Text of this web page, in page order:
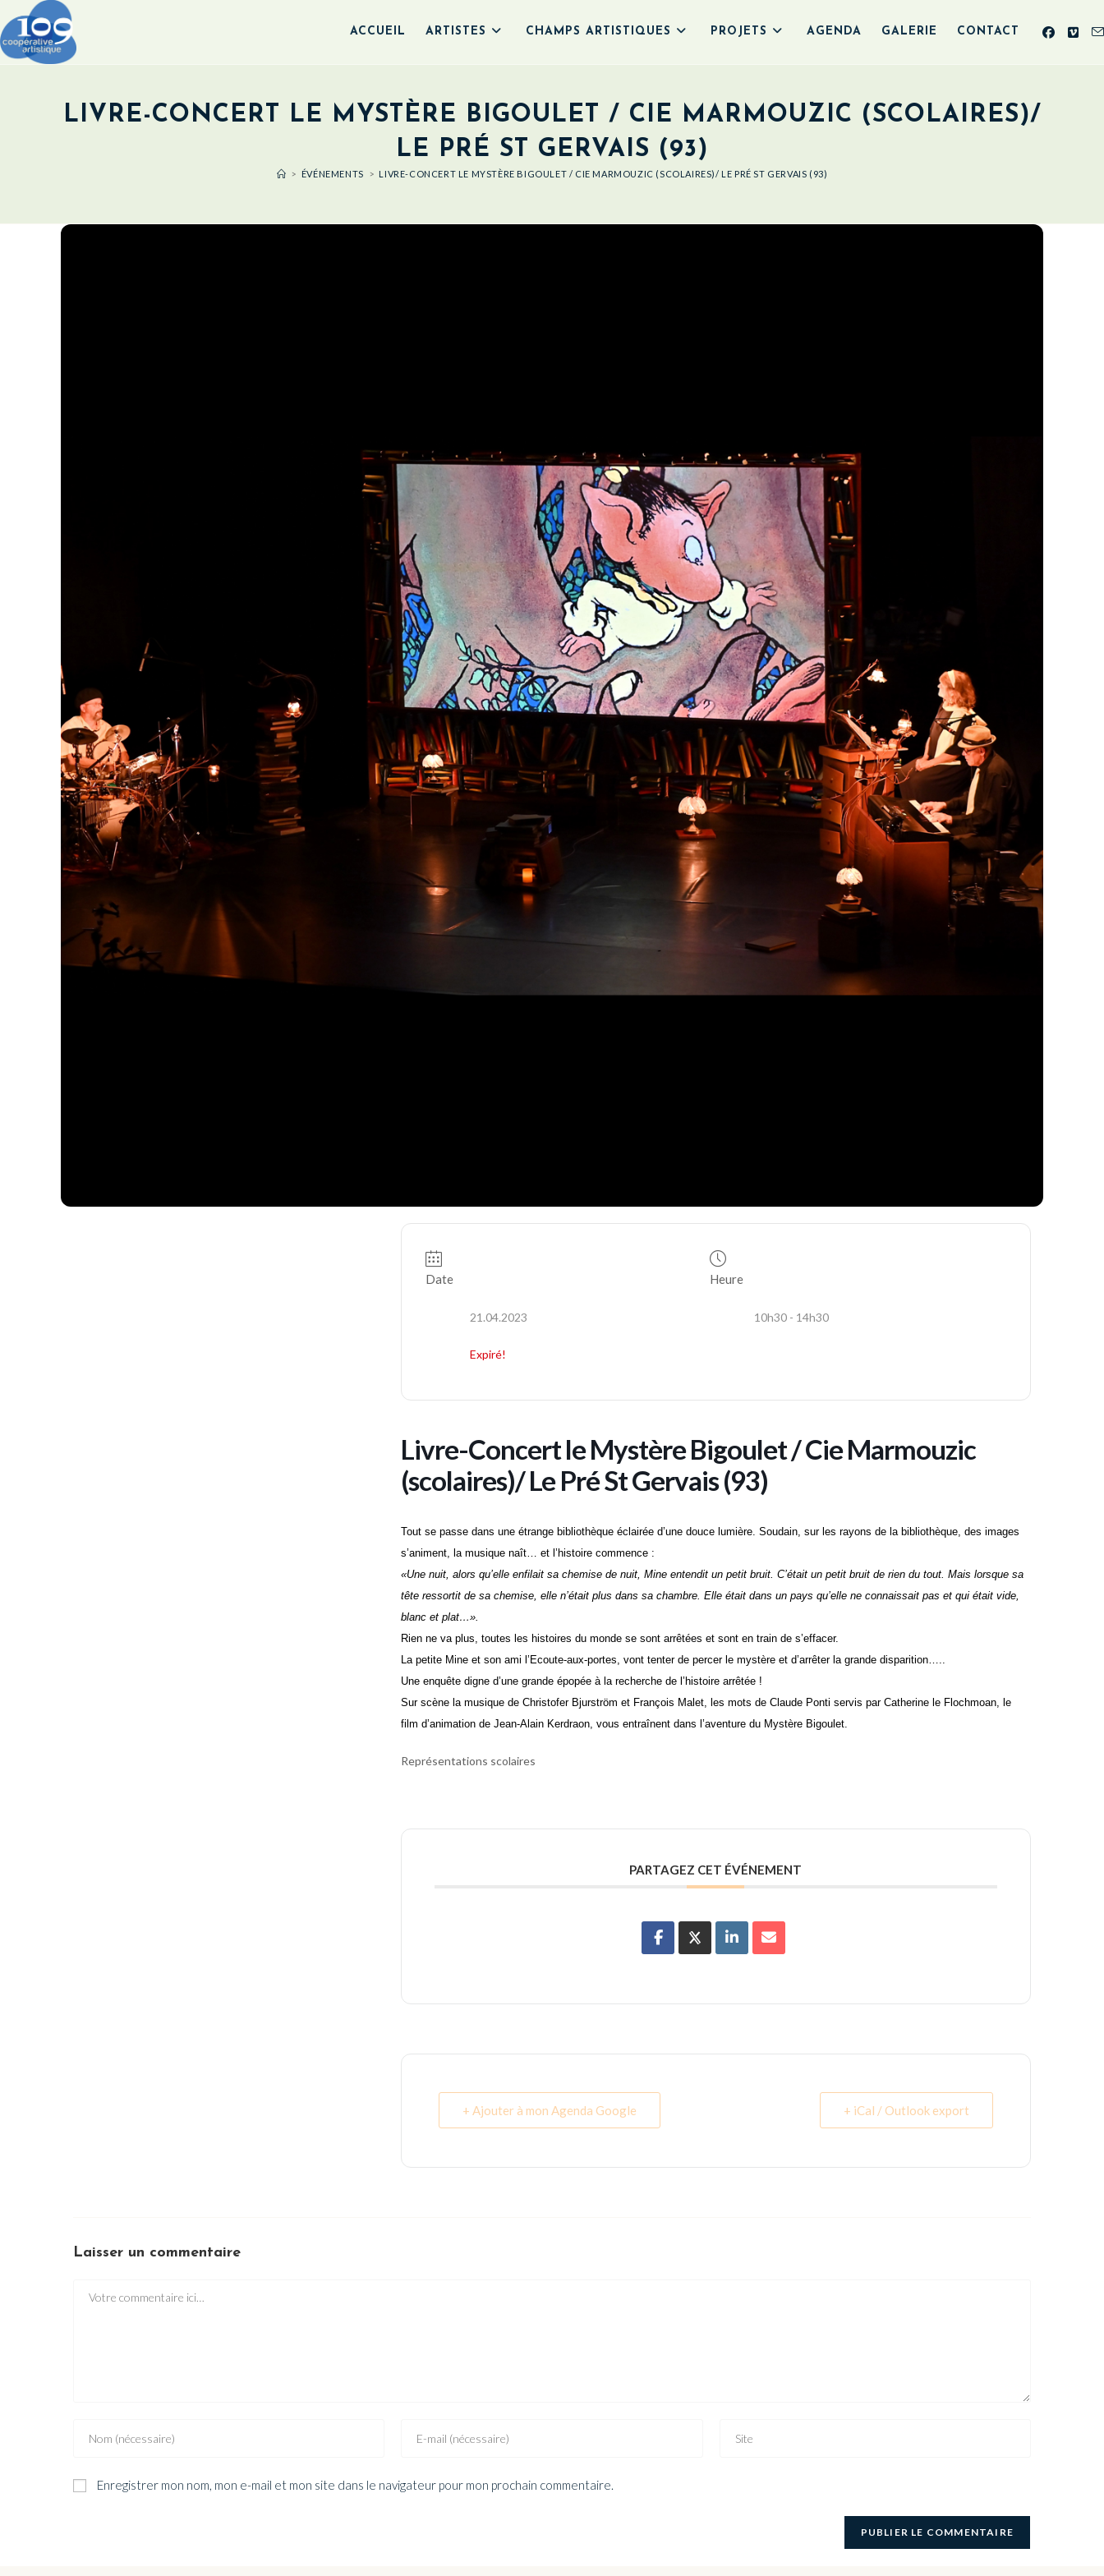
ACCUEIL ARTISTES CHAMPS ARTISTIQUES PROJETS AGENDA GALERIE CONTACT
LIVRE-CONCERT LE MYSTÈRE BIGOULET / CIE MARMOUZIC (SCOLAIRES)/
LE PRÉ ST GERVAIS (93)
> ÉVÉNEMENTS > LIVRE-CONCERT LE MYSTÈRE BIGOULET / CIE MARMOUZIC (SCOLAIRES)/ LE PRÉ ST GERVAIS (93)
Date
21.04.2023
Expiré!
Heure
10h30 - 14h30
Livre-Concert le Mystère Bigoulet / Cie Marmouzic
(scolaires)/ Le Pré St Gervais (93)
Tout se passe dans une étrange bibliothèque éclairée d’une douce lumière. Soudain, sur les rayons de la bibliothèque, des images
s’animent, la musique naît… et l’histoire commence :
«Une nuit, alors qu’elle enfilait sa chemise de nuit, Mine entendit un petit bruit. C’était un petit bruit de rien du tout. Mais lorsque sa
tête ressortit de sa chemise, elle n’était plus dans sa chambre. Elle était dans un pays qu’elle ne connaissait pas et qui était vide,
blanc et plat…».
Rien ne va plus, toutes les histoires du monde se sont arrêtées et sont en train de s’effacer.
La petite Mine et son ami l’Ecoute-aux-portes, vont tenter de percer le mystère et d’arrêter la grande disparition…..
Une enquête digne d’une grande épopée à la recherche de l’histoire arrêtée !
Sur scène la musique de Christofer Bjurström et François Malet, les mots de Claude Ponti servis par Catherine le Flochmoan, le
film d’animation de Jean-Alain Kerdraon, vous entraînent dans l’aventure du Mystère Bigoulet.
Représentations scolaires
PARTAGEZ CET ÉVÉNEMENT
+ Ajouter à mon Agenda Google + iCal / Outlook export
Laisser un commentaire
Enregistrer mon nom, mon e-mail et mon site dans le navigateur pour mon prochain commentaire.